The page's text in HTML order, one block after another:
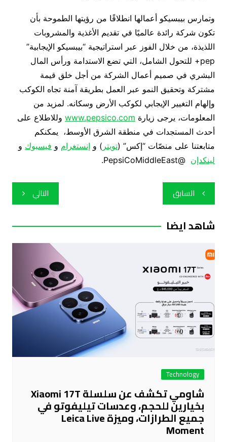
وتمارس بيبسيكو أعمالها انطلاقًا من رؤيتها الطموحة بأن
تكون شركة رائدة عالميًا في تقديم الأغذية والمشروبات
اللذيذة، من خلال الفوز عبر استراتيجية “بيبسيكو الإيجابية”
pep+ للتحول الشامل، التي تضع الاستدامة ورأس المال
البشري في صميم أعمال الشركة من أجل خلق قيمة
مشتركة وتحقيق النمو عبر العمل بطريقة آمنة تجاه الكوكب
وإلهام التغيير الإيجابي لكوكب الأرض وسكانه. لمزيد من
المعلومات، يرجى زيارة www.pepsico.comوللاطلاع على
أحدث المستجدات في منطقة الشرق الأوسط، يمكنكم
متابعتنا على منصّات “إكس” (تويتر ) و إنستغرام و فيسبوك و
لينكدإن @PepsiCoMiddleEast.
تصفّح
المقالات
السابق التالي
شاهد ايضا
Technology
شاومي تكشف عن سلسلة Xiaomi 17T
بخيارين للحجم، وعدسات تيليفوتو في
جميع الطرازات، وميزة Leica Live
Moment